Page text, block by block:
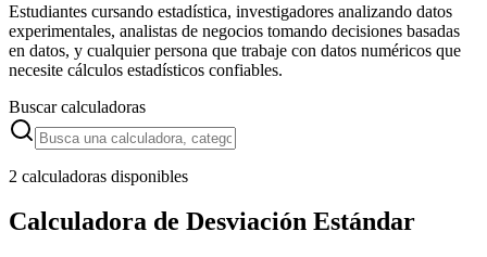
Estudiantes cursando estadística, investigadores analizando datos
experimentales, analistas de negocios tomando decisiones basadas
en datos, y cualquier persona que trabaje con datos numéricos que
necesite cálculos estadísticos confiables.
Buscar calculadoras
2 calculadoras disponibles
Calculadora de Desviación Estándar